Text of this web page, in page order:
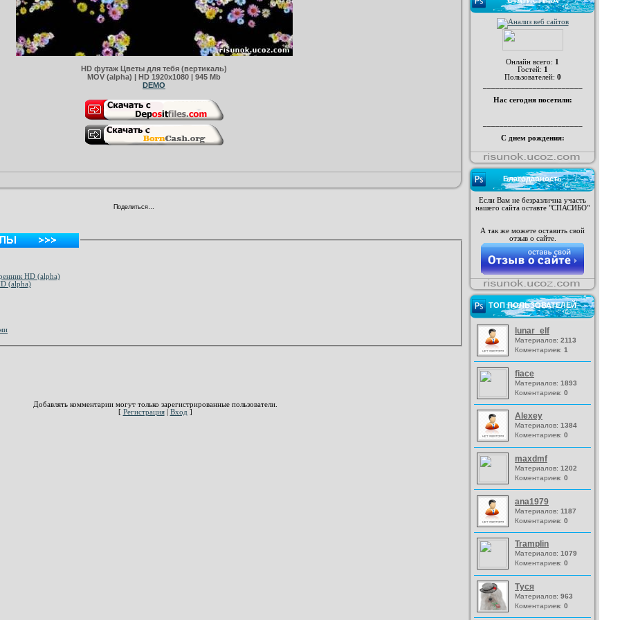
HD футаж Цветы для тебя (вертикаль)
MOV (alpha) | HD 1920x1080 | 945 Mb
DEMO
Поделиться…
HD (alpha)
Фтаж-заставка Цветочная поляна HD (alpha)
Добавлять комментарии могут только зарегистрированные пользователи.
[ Регистрация| Вход ]
Онлайн всего: 1
Гостей: 1
Пользователей: 0
Нас сегодня посетили:
С днем рождения:
Благодарность
Если Вам не безразлична участь
нашего сайта оставте "СПАСИБО"
А так же можете оставить свой
отзыв о сайте.
ТОП ПОЛЬЗОВАТЕЛЕЙ
lunar_elf
Материалов: 2113
Коментариев: 1
fiace
Материалов: 1893
Коментариев: 0
Alexey
Материалов: 1384
Коментариев: 0
maxdmf
Материалов: 1202
Коментариев: 0
ana1979
Материалов: 1187
Коментариев: 0
Tramplin
Материалов: 1079
Коментариев: 0
Туся
Материалов: 963
Коментариев: 0